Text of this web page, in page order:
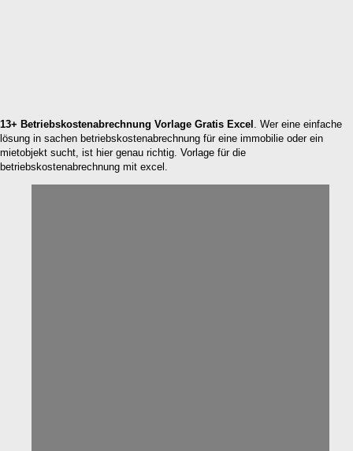
13+ Betriebskostenabrechnung Vorlage Gratis Excel . Wer eine einfache
lösung in sachen betriebskostenabrechnung für eine immobilie oder ein
mietobjekt sucht, ist hier genau richtig. Vorlage für die
betriebskostenabrechnung mit excel.